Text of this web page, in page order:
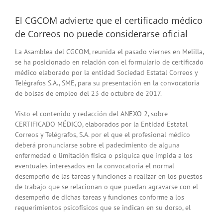
El CGCOM advierte que el certificado médico
de Correos no puede considerarse oficial
La Asamblea del CGCOM, reunida el pasado viernes en Melilla,
se ha posicionado en relación con el formulario de certificado
médico elaborado por la entidad Sociedad Estatal Correos y
Telégrafos S.A., SME, para su presentación en la convocatoria
de bolsas de empleo del 23 de octubre de 2017.
Visto el contenido y redacción del ANEXO 2, sobre
CERTIFICADO MÉDICO, elaborados por la Entidad Estatal
Correos y Telégrafos, S.A. por el que el profesional médico
deberá pronunciarse sobre el padecimiento de alguna
enfermedad o limitación física o psíquica que impida a los
eventuales interesados en la convocatoria el normal
desempeño de las tareas y funciones a realizar en los puestos
de trabajo que se relacionan o que puedan agravarse con el
desempeño de dichas tareas y funciones conforme a los
requerimientos psicofísicos que se indican en su dorso, el